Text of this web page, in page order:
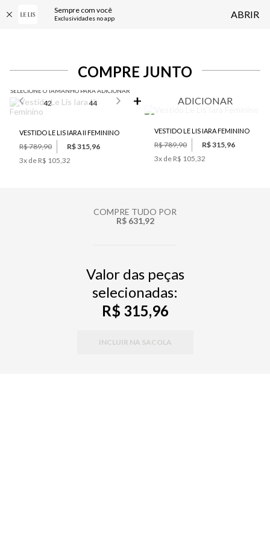
Sempre com você
Exclusividades no app ABRIR
COMPRE JUNTO
SELECIONE O TAMANHO PARA ADICIONAR
42 44
VESTIDO LE LIS IARA II FEMININO
R$ 789,90
R$ 315,96
3x de R$ 105,32
ADICIONAR
VESTIDO LE LIS IARA FEMININO
R$ 789,90
R$ 315,96
3x de R$ 105,32
COMPRE TUDO POR
R$ 631,92
Valor das peças
selecionadas:
R$ 315,96
INCLUIR NA SACOLA